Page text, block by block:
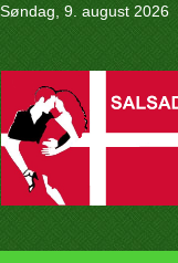
Søndag, 9. august 2026